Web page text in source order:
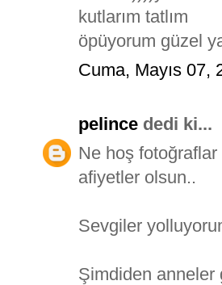
kutlarım tatlım
öpüyorum güzel
Cuma, Mayıs 07,
pelince dedi ki...
Ne hoş
afiyetler olsun..
Sevgiler
Şimdiden anneler